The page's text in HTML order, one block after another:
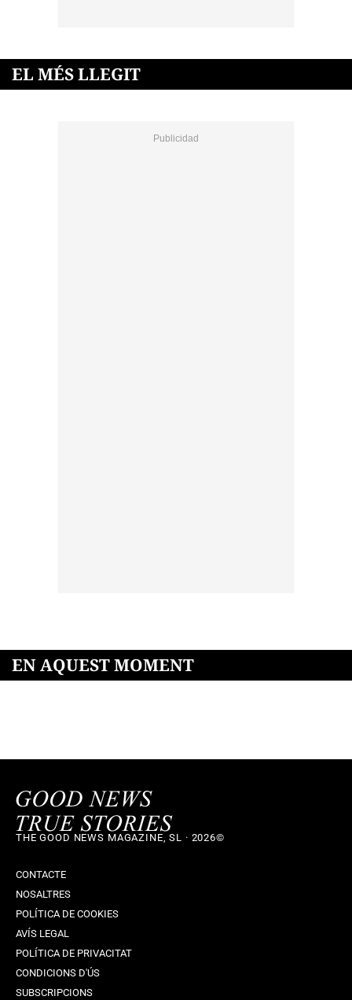
EL MÉS LLEGIT
EN AQUEST MOMENT
THE GOOD NEWS MAGAZINE, SL · 2026©
CONTACTE
NOSALTRES
POLÍTICA DE COOKIES
AVÍS LEGAL
POLÍTICA DE PRIVACITAT
CONDICIONS D'ÚS
SUBSCRIPCIONS